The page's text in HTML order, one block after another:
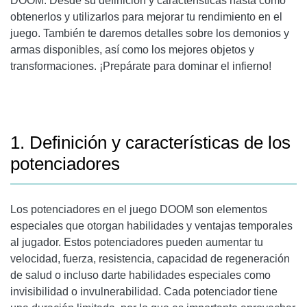
obtenerlos y utilizarlos para mejorar tu rendimiento en el
juego. También te daremos detalles sobre los demonios y
armas disponibles, así como los mejores objetos y
transformaciones. ¡Prepárate para dominar el infierno!
1. Definición y características de los
potenciadores
Los potenciadores en el juego DOOM son elementos
especiales que otorgan habilidades y ventajas temporales
al jugador. Estos potenciadores pueden aumentar tu
velocidad, fuerza, resistencia, capacidad de regeneración
de salud o incluso darte habilidades especiales como
invisibilidad o invulnerabilidad. Cada potenciador tiene